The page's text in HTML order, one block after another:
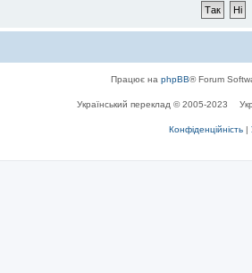
Працює на phpBB® Forum
Український переклад © 2005-2023
Конфіденційність |